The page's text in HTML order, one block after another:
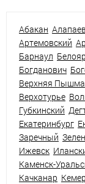
Абакан
Артемовский
Барнаул
Богданович
Верхняя Пышма
Верхотурье
Губкинский
Екатеринбург
Заречный
Ижевск
Каменск-
Качканар